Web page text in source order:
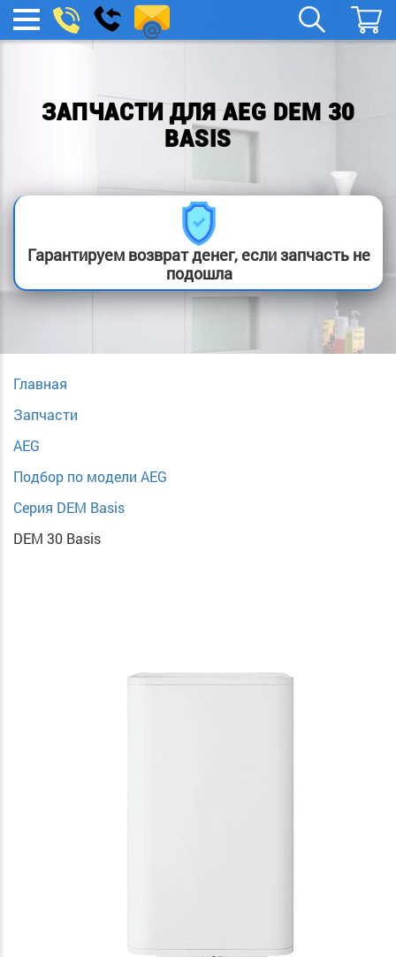
МЕНЮ
boylera@yandex.ru
Заказать
звонок
ЗАПЧАСТИ ДЛЯ AEG DEM 30
BASIS
Гарантируем возврат денег, если запчасть не
подошла
Главная
Запчасти
AEG
Подбор по модели AEG
Серия DEM Basis
DEM 30 Basis